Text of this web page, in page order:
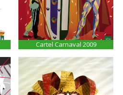
Cartel Carnaval 2009